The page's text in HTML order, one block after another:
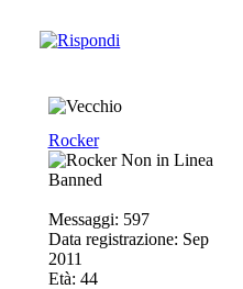
Rocker
Banned
Messaggi: 597
Data registrazione: Sep
2011
Età: 44